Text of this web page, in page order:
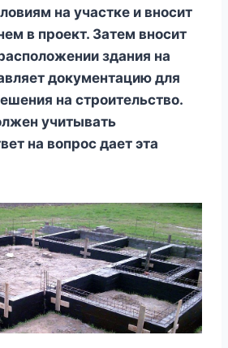
на участке и вносит
в проект. Затем вносит
здания на
документацию для
на строительство.
учитывать
на вопрос дает эта